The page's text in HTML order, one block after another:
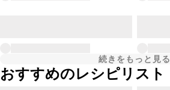
続きをもっと見る
おすすめのレシピリスト